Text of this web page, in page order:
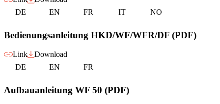
DE
EN FR IT NO
Bedienungsanleitung HKD/WF/WFR/DF (PDF)
Link
Download
DE
EN FR
Aufbauanleitung WF 50 (PDF)